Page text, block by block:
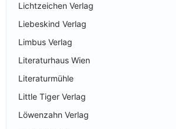
Lichtzeichen Verlag
Liebeskind Verlag
Limbus Verlag
Literaturhaus Wien
Literaturmühle
Little Tiger Verlag
Löwenzahn Verlag